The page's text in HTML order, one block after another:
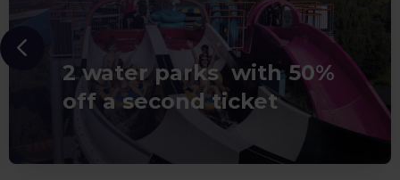
2 water parks with 50%
off a second ticket